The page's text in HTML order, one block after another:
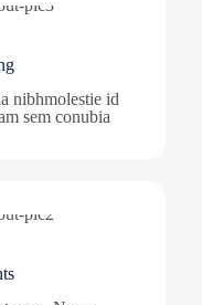
nibhmolestie id
sem conubia